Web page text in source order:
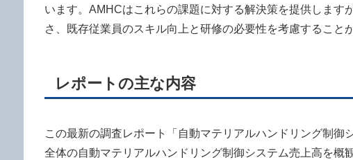
います。AMHCはこれらの課題に対する解決策を提供しま
さ、既存従業員のスキル向上と研修の必要性を考慮すること
レポートの主な内容
この最新の調査レポート「自動マテリアルハンドリング制
全体の自動マテリアルハンドリング制御システム売上高を